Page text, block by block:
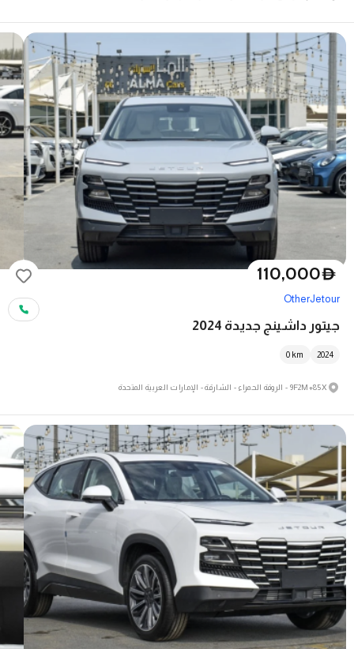
D
110,000
Jetour
Other
جيتور داشينج جديدة 2024
2024
0 km
9F2M+85X - الروقة الحمراء - الشارقة - الإمارات العربية المتحدة